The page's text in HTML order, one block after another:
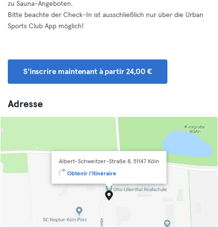
zu Sauna-Angeboten.
Bitte beachte der Check-In ist ausschließlich nur über die Urban
Sports Club App möglich!
S'inscrire maintenant à partir 24,00 €
Adresse
Albert-Schweitzer-Straße 8, 51147 Köln
Obtenir l'itinéraire